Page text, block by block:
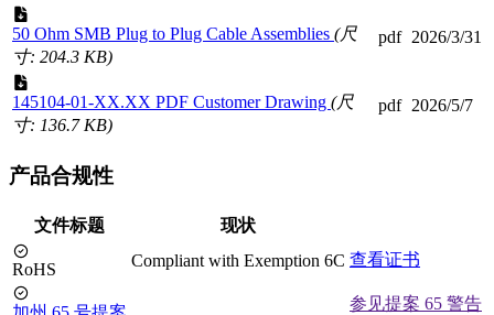
50 Ohm SMB Plug to Plug Cable Assemblies (尺
寸: 204.3 KB)
pdf 2026/3/31
145104-01-XX.XX PDF Customer Drawing (尺
寸: 136.7 KB)
pdf 2026/5/7
产品合规性
文件标题 现状
RoHS Compliant with Exemption 6C 查看证书
参见提案 65 警告